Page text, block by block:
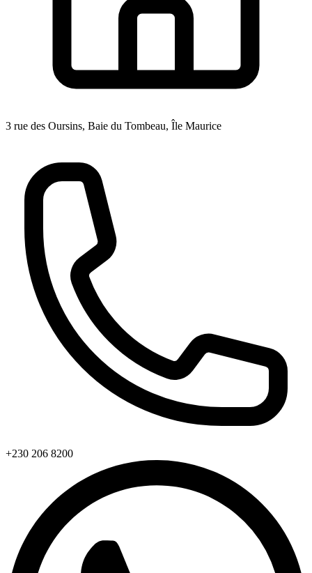
3 rue des Oursins, Baie du Tombeau, Île Maurice
+230 206 8200